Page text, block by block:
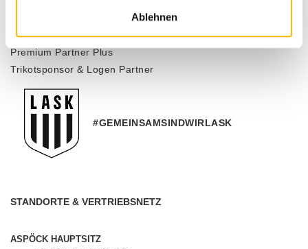
Ablehnen
Offizieller Sponsor des LASK
Premium Partner Plus
Trikotsponsor & Logen Partner
#GEMEINSAMSINDWIRLASK
STANDORTE & VERTRIEBSNETZ
ASPÖCK HAUPTSITZ